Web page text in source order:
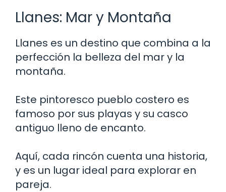
Llanes: Mar y Montaña
Llanes es un destino que combina a la
perfección la belleza del mar y la
montaña.
Este pintoresco pueblo costero es
famoso por sus playas y su casco
antiguo lleno de encanto.
Aquí, cada rincón cuenta una historia,
y es un lugar ideal para explorar en
pareja.